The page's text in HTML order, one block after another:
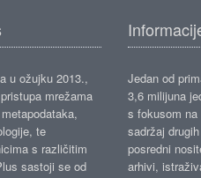
u ožujku 2013.,
mrežama
te
s različitim
sastoji se od
Jedan od
3,6 milijuna
s fokusom
sadržaj
posredni
arhivi,